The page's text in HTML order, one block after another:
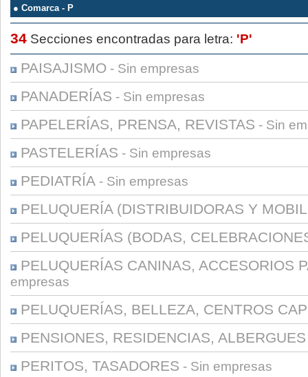
● Comarca - P
34 Secciones encontradas para letra: 'P'
PAISAJISMO - Sin empresas
PANADERÍAS - Sin empresas
PAPELERÍAS, PRENSA, REVISTAS - Sin
PASTELERÍAS - Sin empresas
PEDIATRÍA - Sin empresas
PELUQUERÍA (DISTRIBUIDORAS Y
PELUQUERÍAS (BODAS,
PELUQUERÍAS CANINAS, ACCESORIOS
empresas
PELUQUERÍAS, BELLEZA, CENTROS
PENSIONES, RESIDENCIAS, ALBERGUES
PERITOS, TASADORES - Sin empresas